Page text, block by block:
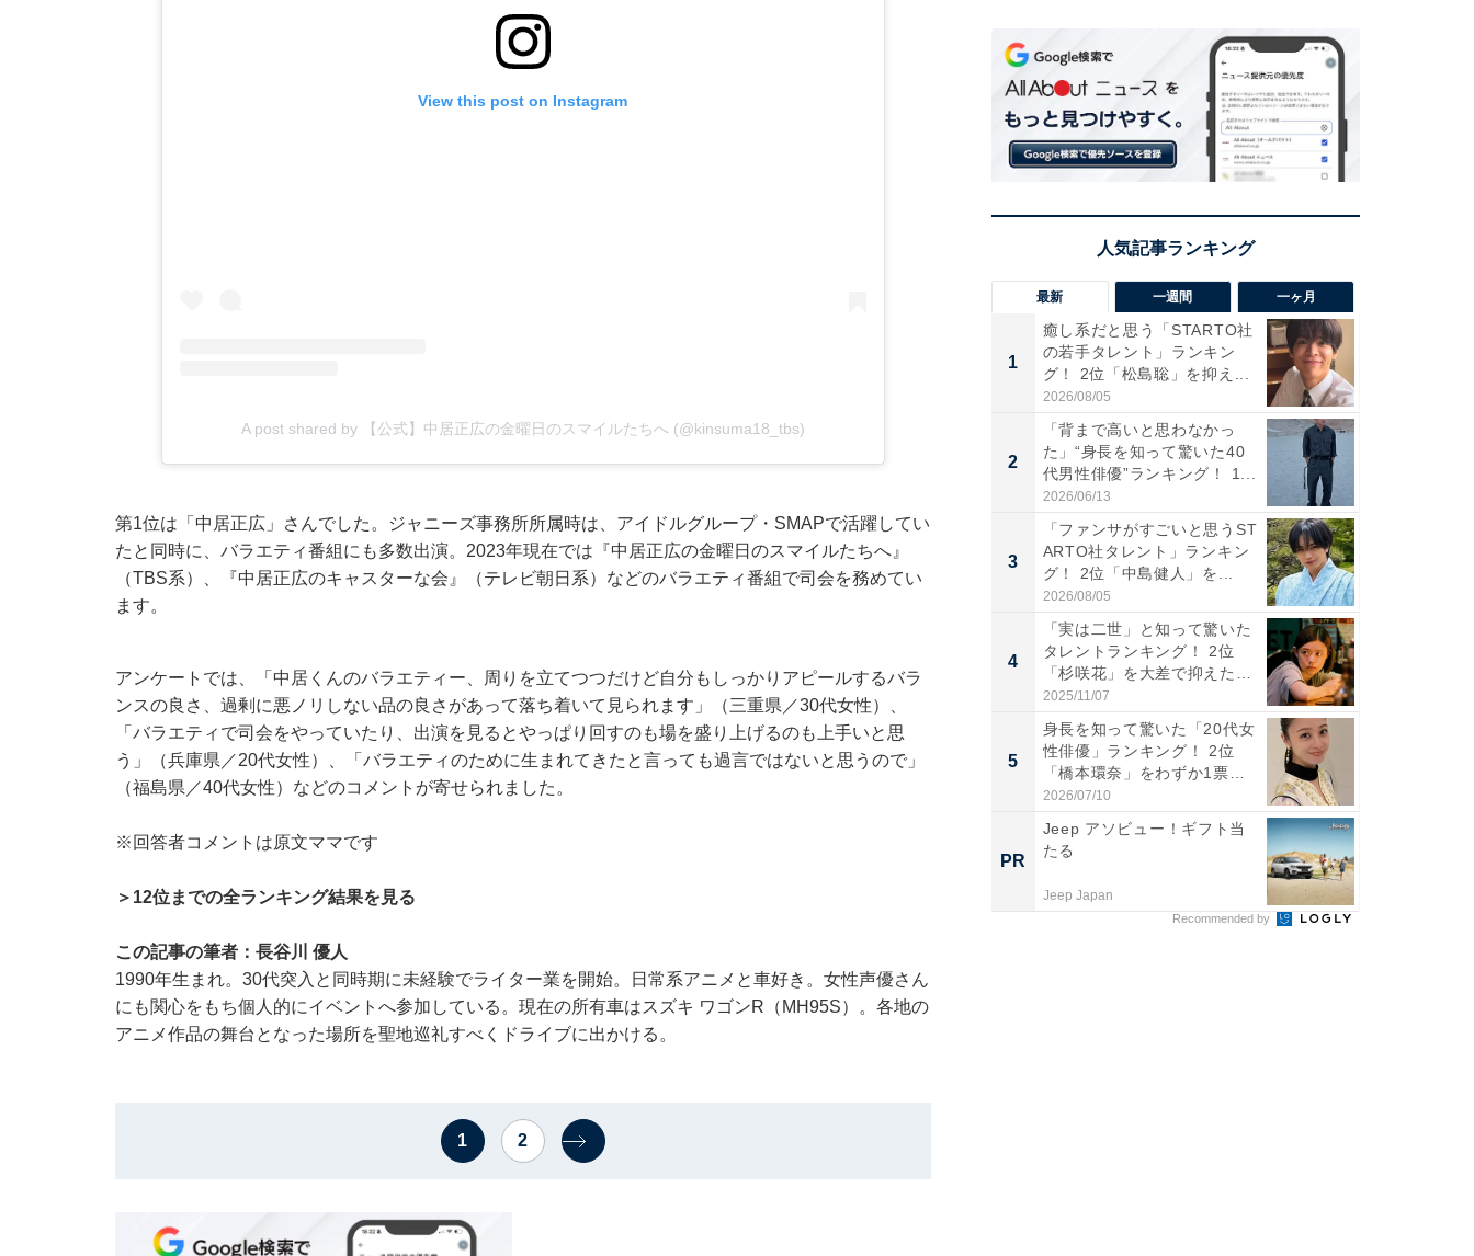
View this post on Instagram
A post shared by 【公式】中居正広の金曜日のスマイルたちへ (@kinsuma18_tbs)
第1位は「中居正広」さんでした。ジャニーズ事務所所属時は、アイドルグループ・SMAPで活躍してい
たと同時に、バラエティ番組にも多数出演。2023年現在では『中居正広の金曜日のスマイルたちへ』
（TBS系）、『中居正広のキャスターな会』（テレビ朝日系）などのバラエティ番組で司会を務めてい
ます。
アンケートでは、「中居くんのバラエティー、周りを立てつつだけど自分もしっかりアピールするバラ
ンスの良さ、過剰に悪ノリしない品の良さがあって落ち着いて見られます」（三重県／30代女性）、
「バラエティで司会をやっていたり、出演を見るとやっぱり回すのも場を盛り上げるのも上手いと思
う」（兵庫県／20代女性）、「バラエティのために生まれてきたと言っても過言ではないと思うので」
（福島県／40代女性）などのコメントが寄せられました。
※回答者コメントは原文ママです
＞12位までの全ランキング結果を見る
この記事の筆者：長谷川 優人
1990年生まれ。30代突入と同時期に未経験でライター業を開始。日常系アニメと車好き。女性声優さん
にも関心をもち個人的にイベントへ参加している。現在の所有車はスズキ ワゴンR（MH95S）。各地の
アニメ作品の舞台となった場所を聖地巡礼すべくドライブに出かける。
1 2
最新 一週間 一ヶ月
1
癒し系だと思う「STARTO社
の若手タレント」ランキン
グ！ 2位「松島聡」を抑え...
2026/08/05
2
「背まで高いと思わなかっ
た」“身長を知って驚いた40
代男性俳優”ランキング！ 1...
2026/06/13
3
「ファンサがすごいと思うST
ARTO社タレント」ランキン
グ！ 2位「中島健人」を...
2026/08/05
4
「実は二世」と知って驚いた
タレントランキング！ 2位
「杉咲花」を大差で抑えた1
位...
2025/11/07
5
身長を知って驚いた「20代女
性俳優」ランキング！ 2位
「橋本環奈」をわずか1票
差...
2026/07/10
PR
Jeep アソビュー！ギフト当
たる
Jeep Japan
Recommended by